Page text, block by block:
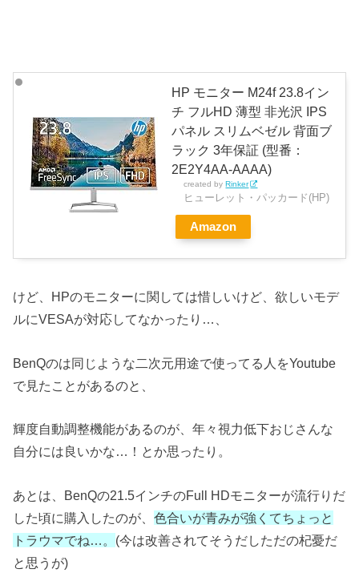
HP モニター M24f 23.8イン
チ フルHD 薄型 非光沢 IPS
パネル スリムベゼル 背面ブ
ラック 3年保証 (型番：
2E2Y4AA-AAAA)
created by Rinker
ヒューレット・パッカード(HP)
Amazon
けど、HPのモニターに関しては惜しいけど、欲しいモデ
ルにVESAが対応してなかったり…、
BenQのは同じような二次元用途で使ってる人をYoutube
で見たことがあるのと、
輝度自動調整機能があるのが、年々視力低下おじさんな
自分には良いかな…！とか思ったり。
あとは、BenQの21.5インチのFull HDモニターが流行りだ
した頃に購入したのが、色合いが青みが強くてちょっと
トラウマでね…。 (今は改善されてそうだしただの杞憂だ
と思うが)